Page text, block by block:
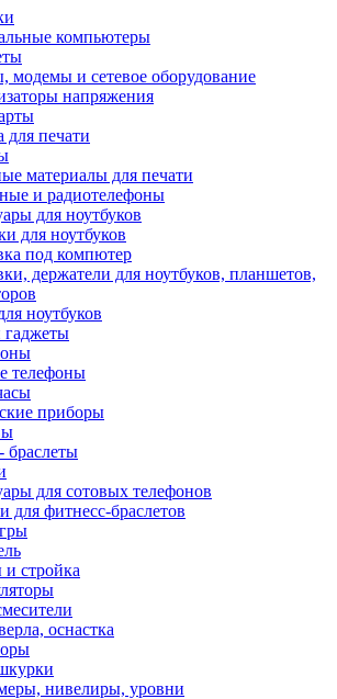
компьютеры
модемы и сетевое оборудование
напряжения
для печати
материалы для печати
и радиотелефоны
для ноутбуков
для ноутбуков
под компютер
держатели для ноутбуков, планшетов,
ноутбуков
телефоны
приборы
браслеты
для сотовых телефонов
для фитнесс-браслетов
стройка
оснастка
нивелиры, уровни